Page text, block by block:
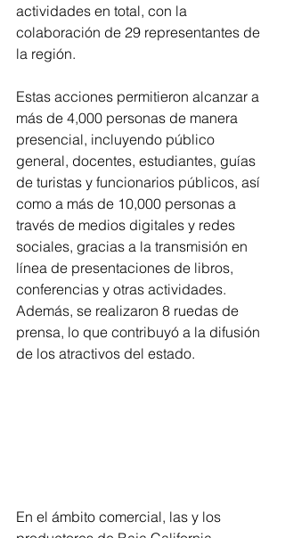
actividades en total, con la
colaboración de 29 representantes de
la región.
Estas acciones permitieron alcanzar a
más de 4,000 personas de manera
presencial, incluyendo público
general, docentes, estudiantes, guías
de turistas y funcionarios públicos, así
como a más de 10,000 personas a
través de medios digitales y redes
sociales, gracias a la transmisión en
línea de presentaciones de libros,
conferencias y otras actividades.
Además, se realizaron 8 ruedas de
prensa, lo que contribuyó a la difusión
de los atractivos del estado.
En el ámbito comercial, las y los